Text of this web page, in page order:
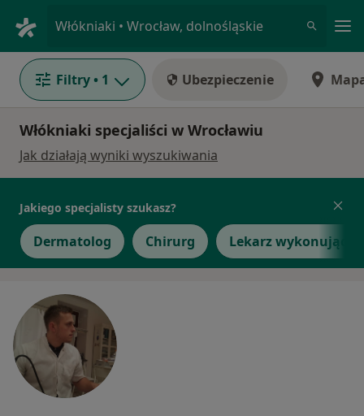
Włókniaki • Wrocław, dolnośląskie
Filtry • 1 Ubezpieczenie
Włókniaki specjaliści w Wrocławiu
Jak działają wyniki wyszukiwania
Jakiego specjalisty szukasz?
Dermatolog Chirurg Lekarz wykonujący